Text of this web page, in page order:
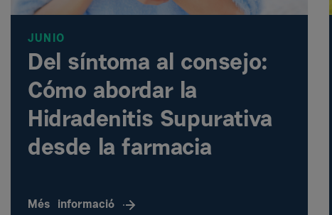
JUNIO
Del síntoma al consejo:
Cómo abordar la
Hidradenitis Supurativa
desde la farmacia
Més informació